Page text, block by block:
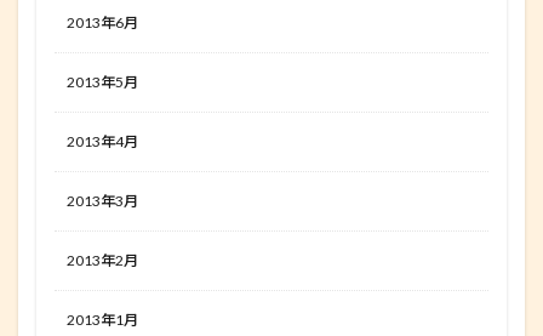
2013年6月
2013年5月
2013年4月
2013年3月
2013年2月
2013年1月